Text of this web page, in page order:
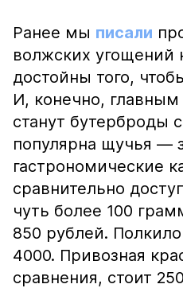
Ранее мы писали
волжских угощений
достойны того,
И, конечно,
станут бутерброды
популярна щучья —
гастрономические
сравнительно
чуть более 100
850 рублей.
4000. Привозная
сравнения, стоит